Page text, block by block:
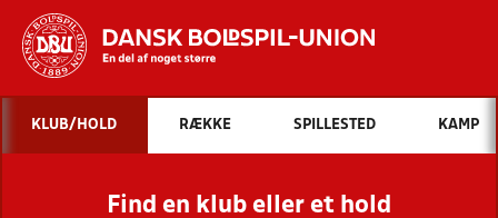
Hvad vil du søge efter?
INDHOLD OG NYHEDER
STILLINGER, RESULTATER, KLUBBER OG
KLUB/HOLD RÆKKE SPILLESTED KAMP
Find en klub eller et hold